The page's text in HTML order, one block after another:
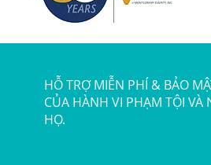
HỖ TRỢ MIỄN PHÍ & BẢO
CỦA HÀNH VI PHẠM TỘI VÀ
HỌ.